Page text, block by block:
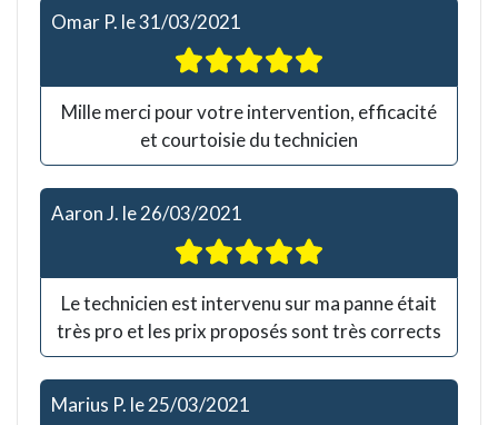
Omar P. le31/03/2021
Mille merci pour votre intervention, efficacité
et courtoisie du technicien
Aaron J. le26/03/2021
Le technicien est intervenu sur ma panne était
très pro et les prix proposés sont très corrects
Marius P. le25/03/2021